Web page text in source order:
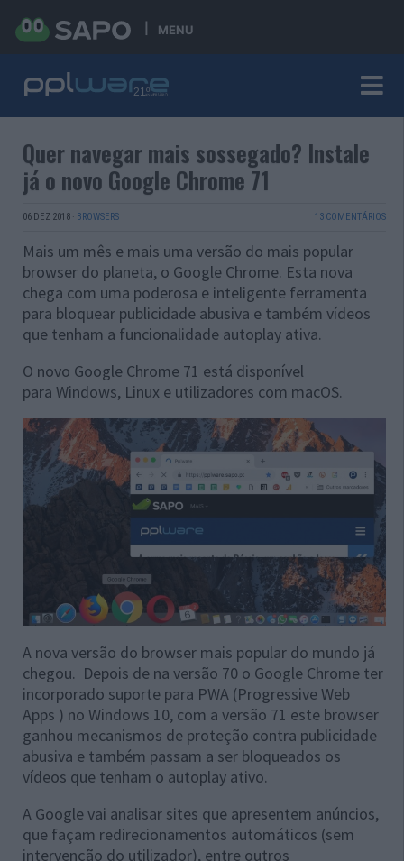
MENU
Quer navegar mais sossegado? Instale
já o novo Google Chrome 71
06 DEZ 2018 · BROWSERS 13 COMENTÁRIOS
Mais um mês e mais uma versão do mais popular
browser do planeta, o Google Chrome. Esta nova
chega com uma poderosa e inteligente ferramenta
para bloquear publicidade abusiva e também vídeos
que tenham a funcionalidade autoplay ativa.
O novo Google Chrome 71 está disponível
para Windows, Linux e utilizadores com macOS.
A nova versão do browser mais popular do mundo já
chegou. Depois de na versão 70 o Google Chrome ter
incorporado suporte para PWA (Progressive Web
Apps ) no Windows 10, com a versão 71 este browser
ganhou mecanismos de proteção contra publicidade
abusiva e também passam a ser bloqueados os
vídeos que tenham o autoplay ativo.
A Google vai analisar sites que apresentem anúncios,
que façam redirecionamentos automáticos (sem
intervenção do utilizador), entre outros